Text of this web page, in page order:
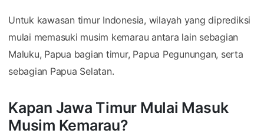
Untuk kawasan timur Indonesia, wilayah yang diprediksi
mulai memasuki musim kemarau antara lain sebagian
Maluku, Papua bagian timur, Papua Pegunungan, serta
sebagian Papua Selatan.
Kapan Jawa Timur Mulai Masuk
Musim Kemarau?